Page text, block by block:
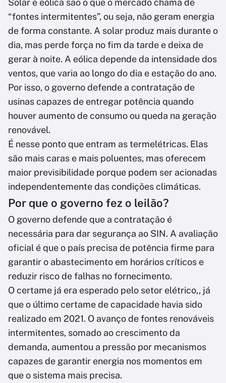
Solar e eólica são o que o mercado chama de
“fontes intermitentes”, ou seja, não geram energia
de forma constante. A solar produz mais durante o
dia, mas perde força no fim da tarde e deixa de
gerar à noite. A eólica depende da intensidade dos
ventos, que varia ao longo do dia e estação do ano.
Por isso, o governo defende a contratação de
usinas capazes de entregar potência quando
houver aumento de consumo ou queda na geração
renovável.
É nesse ponto que entram as termelétricas. Elas
são mais caras e mais poluentes, mas oferecem
maior previsibilidade porque podem ser acionadas
independentemente das condições climáticas.
Por que o governo fez o leilão?
O governo defende que a contratação é
necessária para dar segurança ao SIN. A avaliação
oficial é que o país precisa de potência firme para
garantir o abastecimento em horários críticos e
reduzir risco de falhas no fornecimento.
O certame já era esperado pelo setor elétrico,, já
que o último certame de capacidade havia sido
realizado em 2021. O avanço de fontes renováveis
intermitentes, somado ao crescimento da
demanda, aumentou a pressão por mecanismos
capazes de garantir energia nos momentos em
que o sistema mais precisa.